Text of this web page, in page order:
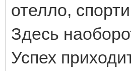
отелло,
Здесь
Успех